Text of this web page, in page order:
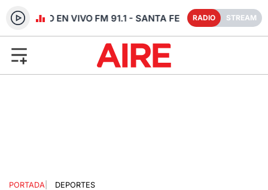
RADIO EN VIVO FM 91.1 - SANTA FE RADIO STREAM
PORTADA
DEPORTES